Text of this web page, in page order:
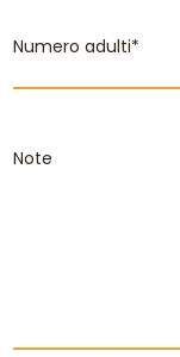
Numero adulti*
Note